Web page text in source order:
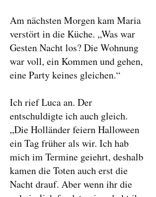
Am nächsten Morgen kam Maria
verstört in die Küche. „Was war
Gesten Nacht los? Die Wohnung
war voll, ein Kommen und gehen,
eine Party keines gleichen.“
Ich rief Luca an. Der
entschuldigte ich auch gleich.
„Die Holländer feiern Halloween
ein Tag früher als wir. Ich hab
mich im Termine geiehrt, deshalb
kamen die Toten auch erst die
Nacht drauf. Aber wenn ihr die